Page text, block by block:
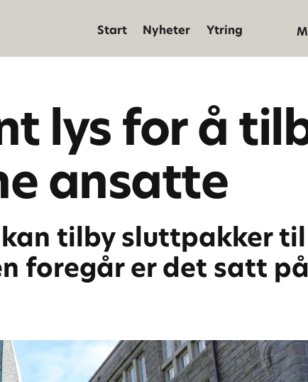
Start Nyheter Ytring
lys for å
ansatte
tilby sluttpakker
foregår er det satt på